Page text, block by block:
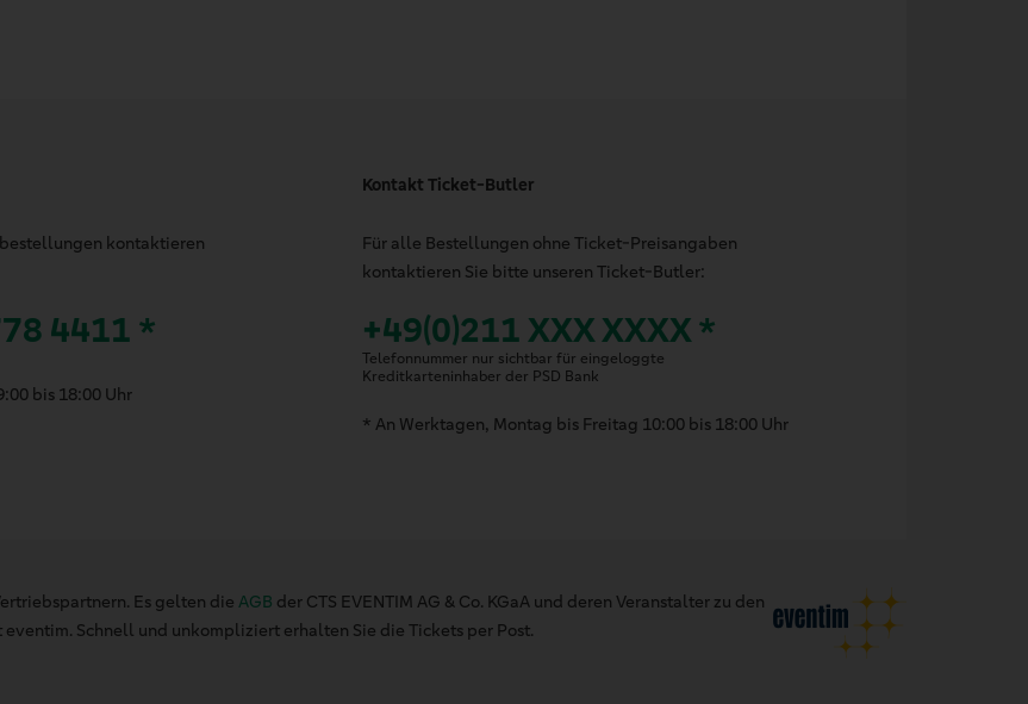
kontaktieren
4411 *
bis 18:00 Uhr
Kontakt Ticket-Butler
Für alle Bestellungen ohne Ticket-Preisangaben
kontaktieren Sie bitte unseren Ticket-Butler:
+49(0)211 XXX XXXX *
Telefonnummer nur sichtbar für eingeloggte
Kreditkarteninhaber der PSD Bank
* An Werktagen, Montag bis Freitag 10:00 bis 18:00 Uhr
Es gelten die AGB der CTS EVENTIM AG & Co. KGaA und deren Veranstalter zu den
Schnell und unkompliziert erhalten Sie die Tickets per Post.